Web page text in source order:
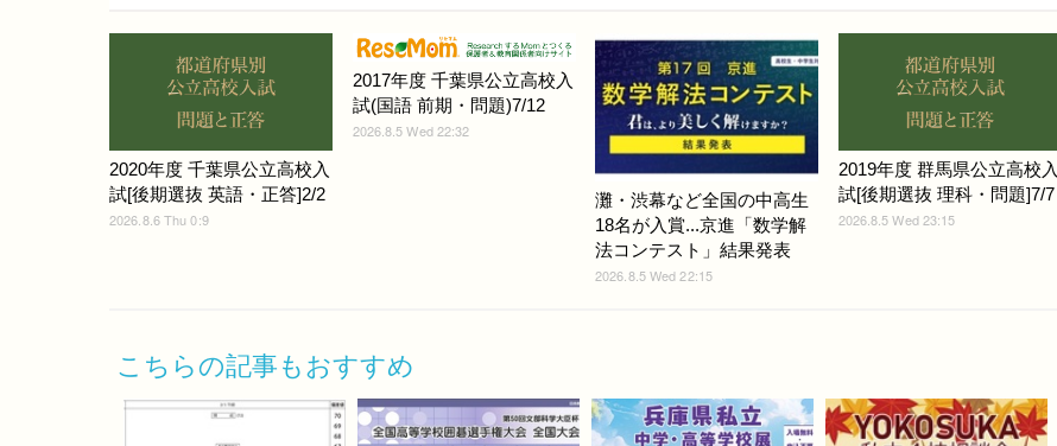
2020年度 千葉県公立高校入
試[後期選抜 英語・正答]2/2
2026.8.6 Thu 0:9
2017年度 千葉県公立高校入
試(国語 前期・問題)7/12
2026.8.5 Wed 22:32
灘・渋幕など全国の中高生
18名が入賞...京進「数学解
法コンテスト」結果発表
2026.8.5 Wed 22:15
2019年度 群馬県公立高校入
試[後期選抜 理科・問題]7/7
2026.8.5 Wed 23:15
こちらの記事もおすすめ